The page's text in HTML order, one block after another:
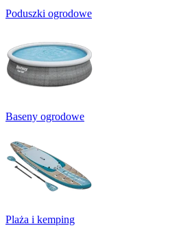
Poduszki ogrodowe
Baseny ogrodowe
Plaża i kemping